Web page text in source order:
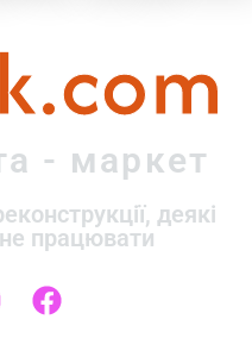
- маркет
деякі
працювати